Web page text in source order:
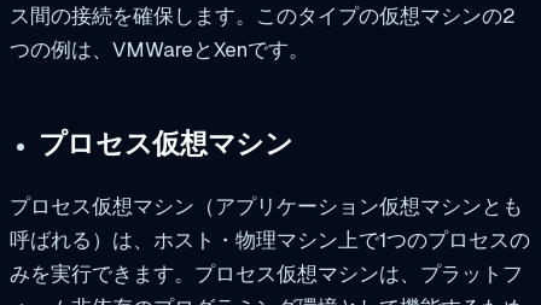
ス間の接続を確保します。このタイプの仮想マシンの2
つの例は、VMWareとXenです。
プロセス仮想マシン
プロセス仮想マシン（アプリケーション仮想マシンとも
呼ばれる）は、ホスト・物理マシン上で1つのプロセスの
みを実行できます。プロセス仮想マシンは、プラットフ